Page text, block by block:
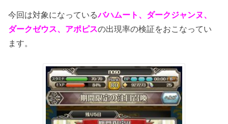
今回は対象になっているバハムート、ダークジャンヌ、
ダークゼウス、アポピスの出現率の検証をおこなってい
ます。